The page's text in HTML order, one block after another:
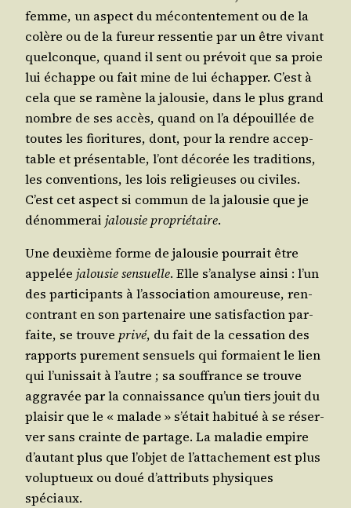
femme, un aspect du mécon­ten­te­ment ou de la
colère ou de la fureur res­sen­tie par un être vivant
quel­conque, quand il sent ou pré­voit que sa proie
lui échappe ou fait mine de lui échap­per. C’est à
cela que se ramène la jalou­sie, dans le plus grand
nombre de ses accès, quand on l’a dépouillée de
toutes les fio­ri­tures, dont, pour la rendre accep­
table et pré­sen­table, l’ont déco­rée les tra­di­tions,
les conven­tions, les lois reli­gieuses ou civiles.
C’est cet aspect si com­mun de la jalou­sie que je
dénom­me­rai jalou­sie pro­prié­taire.
Une deuxième forme de jalou­sie pour­rait être
appe­lée jalou­sie sen­suelle. Elle s’a­na­lyse ain­si : l’un
des par­ti­ci­pants à l’as­so­cia­tion amou­reuse, ren­
con­trant en son par­te­naire une satis­fac­tion par­
faite, se trouve pri­vé, du fait de la ces­sa­tion des
rap­ports pure­ment sen­suels qui for­maient le lien
qui l’u­nis­sait à l’autre ; sa souf­france se trouve
aggra­vée par la connais­sance qu’un tiers jouit du
plai­sir que le « malade » s’é­tait habi­tué à se réser­
ver sans crainte de par­tage. La mala­die empire
d’au­tant plus que l’ob­jet de l’at­ta­che­ment est plus
volup­tueux ou doué d’at­tri­buts phy­siques
spéciaux.